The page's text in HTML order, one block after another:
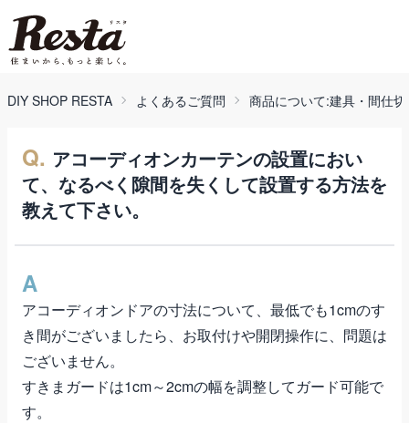
DIY SHOP RESTA よくあるご質問 商品について:建具・間仕
Q. アコーディオンカーテンの設置におい
て、なるべく隙間を失くして設置する方法を
教えて下さい。
A
アコーディオンドアの寸法について、最低でも1cmのす
き間がございましたら、お取付けや開閉操作に、問題は
ございません。
すきまガードは1cm～2cmの幅を調整してガード可能で
す。